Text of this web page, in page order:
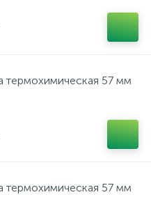
термохимическая 57 мм
термохимическая 57 мм